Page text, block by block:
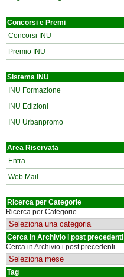
Concorsi e Premi
Concorsi INU
Premio INU
Sistema INU
INU Formazione
INU Edizioni
INU Urbanpromo
Area Riservata
Entra
Web Mail
Ricerca per Categorie
Ricerca per Categorie
Cerca in Archivio i post precedenti
Cerca in Archivio i post precedenti
Tag